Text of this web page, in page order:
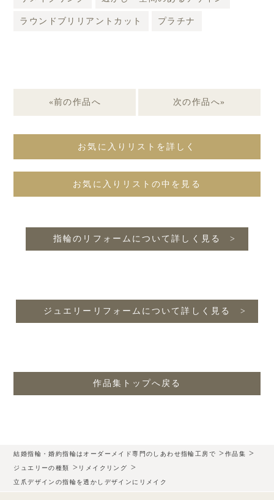
ラウンドブリリアントカット プラチナ
«前の作品へ 次の作品へ»
お気に入りリストを詳しく
お気に入りリストの中を見る
指輪のリフォームについて詳しく見る
ジュエリーリフォームについて詳しく見る
作品集トップへ戻る
結婚指輪・婚約指輪はオーダーメイド専門のしあわせ指輪工房で > 作品集 >
ジュエリーの種類 > リメイクリング >
立爪デザインの指輪を透かしデザインにリメイク